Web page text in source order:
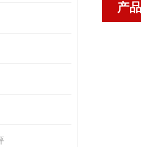
产